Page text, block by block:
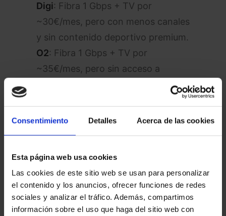
Consentimiento Detalles Acerca de las cookies
Esta página web usa cookies
Las cookies de este sitio web se usan para personalizar
el contenido y los anuncios, ofrecer funciones de redes
sociales y analizar el tráfico. Además, compartimos
información sobre el uso que haga del sitio web con
Digi: Fibra 1 Gbps + TV por
~30€/mes, pero con menos canales
y sin contenido deportivo premium.
O2: Fibra 1 Gbps + TV por
~35€/mes, pero sin acceso a
~50€/mes, con más canales pero a
La oferta de Orange no solo iguala
a laslow costen precio, sino que
las supera en valor añadido,
especialmente para aquellos que